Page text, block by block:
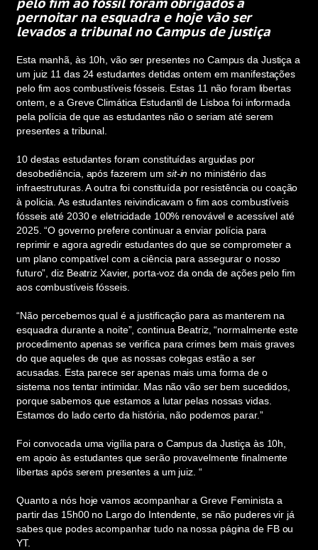
pernoitar na esquadra e hoje vão ser
levados a tribunal no Campus de justiça
Esta manhã, às 10h, vão ser presentes no Campus da Justiça a
um juiz 11 das 24 estudantes detidas ontem em manifestações
pelo fim aos combustíveis fósseis. Estas 11 não foram libertas
ontem, e a Greve Climática Estudantil de Lisboa foi informada
pela polícia de que as estudantes não o seriam até serem
presentes a tribunal.
10 destas estudantes foram constituídas arguidas por
desobediência, após fazerem um sit-in no ministério das
infraestruturas. A outra foi constituída por resistência ou coação
à polícia. As estudantes reivindicavam o fim aos combustíveis
fósseis até 2030 e eletricidade 100% renovável e acessível até
2025. “O governo prefere continuar a enviar polícia para
reprimir e agora agredir estudantes do que se comprometer a
um plano compatível com a ciência para assegurar o nosso
futuro”, diz Beatriz Xavier, porta-voz da onda de ações pelo fim
aos combustíveis fósseis.
“Não percebemos qual é a justificação para as manterem na
esquadra durante a noite”, continua Beatriz, “normalmente este
procedimento apenas se verifica para crimes bem mais graves
do que aqueles de que as nossas colegas estão a ser
acusadas. Esta parece ser apenas mais uma forma de o
sistema nos tentar intimidar. Mas não vão ser bem sucedidos,
porque sabemos que estamos a lutar pelas nossas vidas.
Estamos do lado certo da história, não podemos parar.”
Foi convocada uma vigília para o Campus da Justiça às 10h,
em apoio às estudantes que serão provavelmente finalmente
libertas após serem presentes a um juiz. “
Quanto a nós hoje vamos acompanhar a Greve Feminista a
partir das 15h00 no Largo do Intendente, se não puderes vir já
sabes que podes acompanhar tudo na nossa página de FB ou
YT.